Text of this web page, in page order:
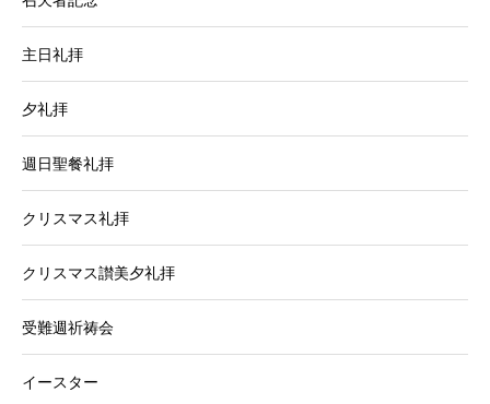
主日礼拝
夕礼拝
週日聖餐礼拝
クリスマス礼拝
クリスマス讃美夕礼拝
受難週祈祷会
イースター